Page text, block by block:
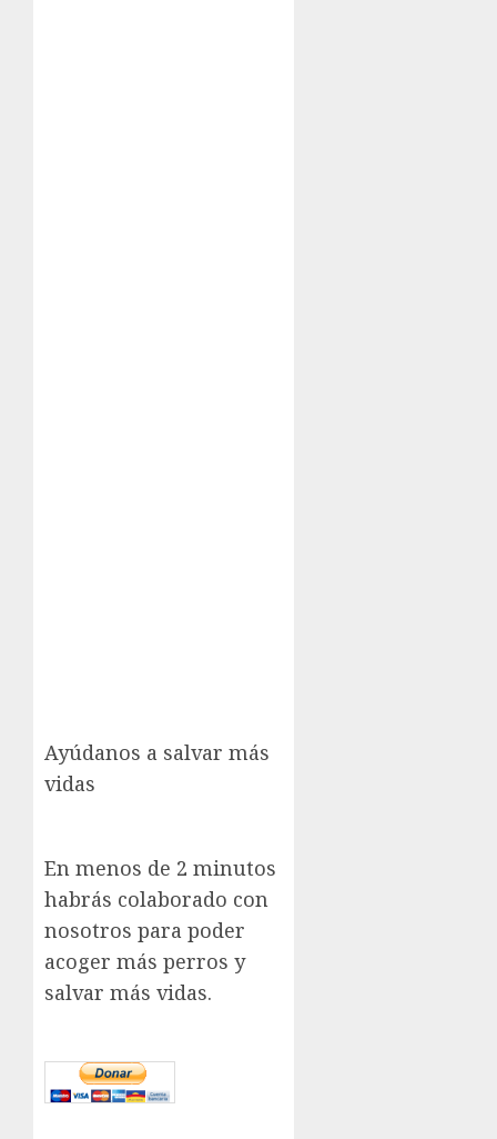
Ayúdanos a salvar más
vidas
En menos de 2 minutos
habrás colaborado con
nosotros para poder
acoger más perros y
salvar más vidas.